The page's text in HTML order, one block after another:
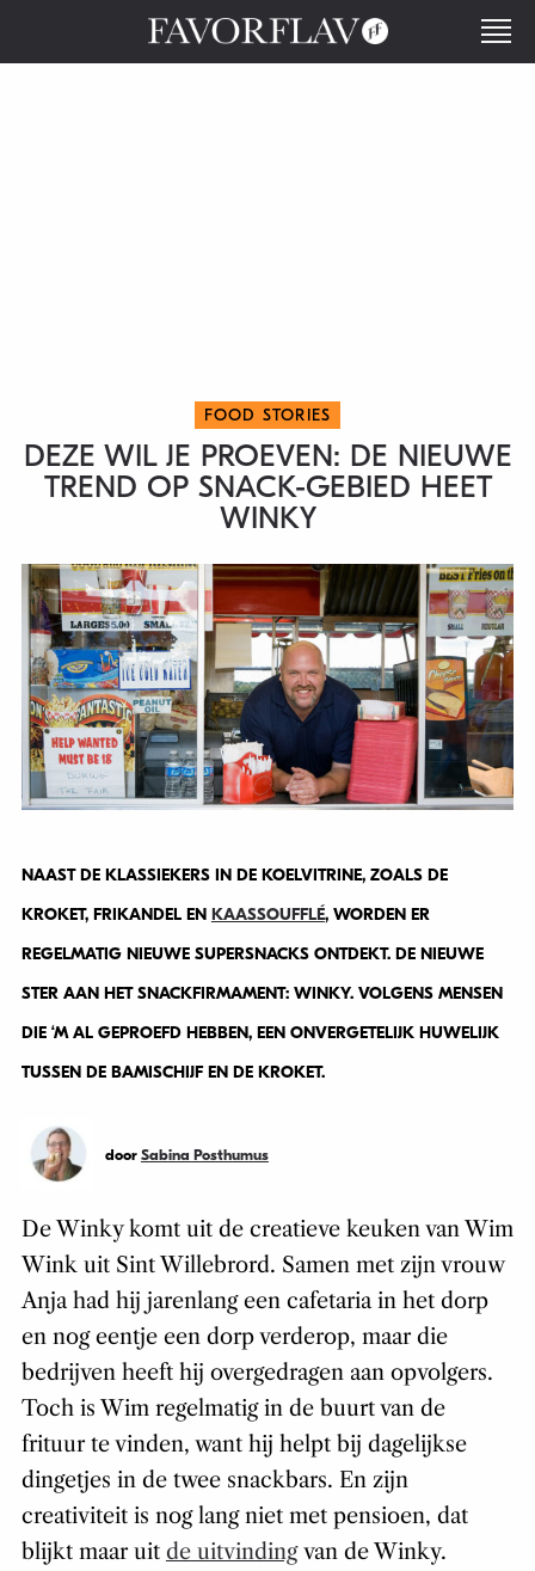
FOOD STORIES
DEZE WIL JE PROEVEN: DE NIEUWE
TREND OP SNACK-GEBIED HEET
WINKY
NAAST DE KLASSIEKERS IN DE KOELVITRINE, ZOALS DE
KROKET, FRIKANDEL EN KAASSOUFFLÉ, WORDEN ER
REGELMATIG NIEUWE SUPERSNACKS ONTDEKT. DE NIEUWE
STER AAN HET SNACKFIRMAMENT: WINKY. VOLGENS MENSEN
DIE ‘M AL GEPROEFD HEBBEN, EEN ONVERGETELIJK HUWELIJK
TUSSEN DE BAMISCHIJF EN DE KROKET.
door Sabina Posthumus
De Winky komt uit de creatieve keuken van Wim
Wink uit Sint Willebrord. Samen met zijn vrouw
Anja had hij jarenlang een cafetaria in het dorp
en nog eentje een dorp verderop, maar die
bedrijven heeft hij overgedragen aan opvolgers.
Toch is Wim regelmatig in de buurt van de
frituur te vinden, want hij helpt bij dagelijkse
dingetjes in de twee snackbars. En zijn
creativiteit is nog lang niet met pensioen, dat
blijkt maar uit de uitvindingvan de Winky.